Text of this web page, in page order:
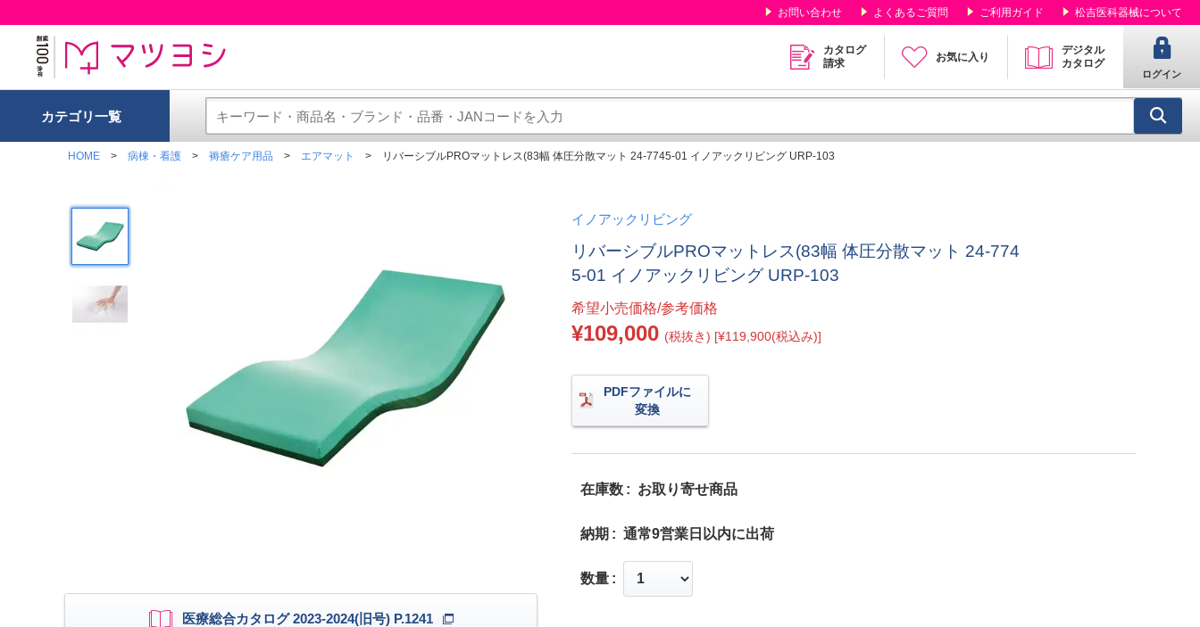
お問い合わせ よくあるご質問 ご利用ガイド 松吉医科器械について
カタログ
請求
お気に入り
デジタル
カタログ
ログイン
カテゴリ一覧
HOME 病棟・看護 褥瘡ケア用品 エアマット リバーシブルPROマットレス(83幅 体圧分散マット 24-7745-01 イノアックリビング URP-103
医療総合カタログ 2023-2024(旧号) P.1241
イノアックリビング
リバーシブルPROマットレス(83幅 体圧分散マット 24-774
5-01 イノアックリビング URP-103
希望小売価格/参考価格
¥109,000 (税抜き) [¥119,900(税込み)]
PDFファイルに
変換
在庫数 お取り寄せ商品
納期 通常9営業日以内に出荷
数量